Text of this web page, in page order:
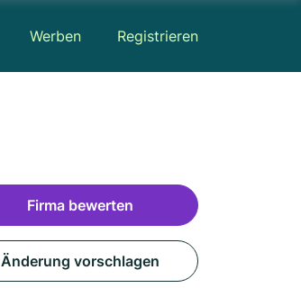
Werben Registrieren
Firma bewerten
Änderung vorschlagen